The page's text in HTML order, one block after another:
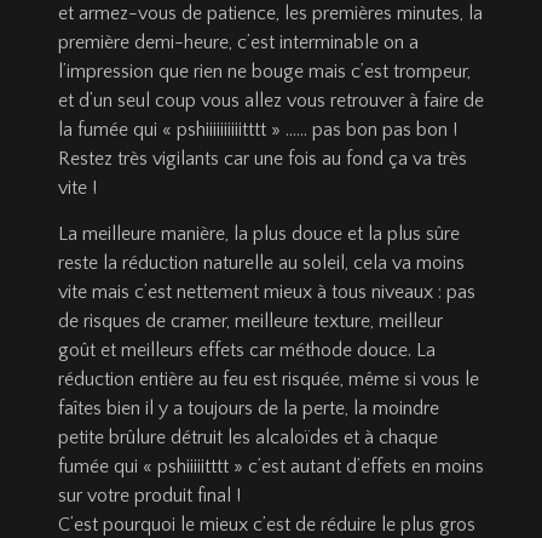
et armez-vous de patience, les premières minutes, la
première demi-heure, c’est interminable on a
l’impression que rien ne bouge mais c’est trompeur,
et d’un seul coup vous allez vous retrouver à faire de
la fumée qui « pshiiiiiiiiiitttt » …… pas bon pas bon !
Restez très vigilants car une fois au fond ça va très
vite !
La meilleure manière, la plus douce et la plus sûre
reste la réduction naturelle au soleil, cela va moins
vite mais c’est nettement mieux à tous niveaux : pas
de risques de cramer, meilleure texture, meilleur
goût et meilleurs effets car méthode douce. La
réduction entière au feu est risquée, même si vous le
faîtes bien il y a toujours de la perte, la moindre
petite brûlure détruit les alcaloïdes et à chaque
fumée qui « pshiiiiitttt » c’est autant d’effets en moins
sur votre produit final !
C’est pourquoi le mieux c’est de réduire le plus gros